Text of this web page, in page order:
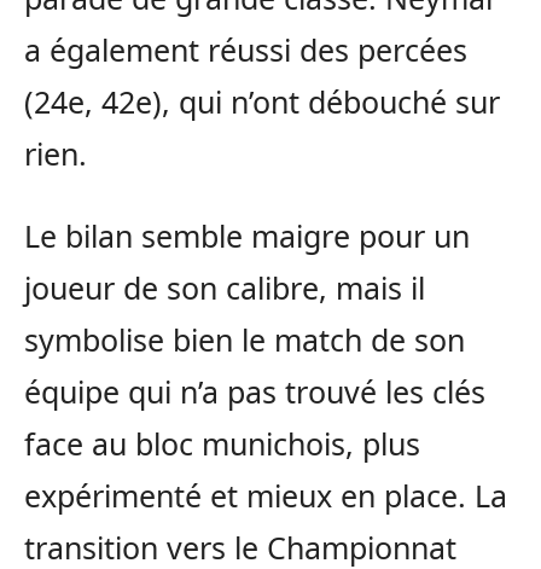
a également réussi des percées
(24e, 42e), qui n’ont débouché sur
rien.
Le bilan semble maigre pour un
joueur de son calibre, mais il
symbolise bien le match de son
équipe qui n’a pas trouvé les clés
face au bloc munichois, plus
expérimenté et mieux en place. La
transition vers le Championnat